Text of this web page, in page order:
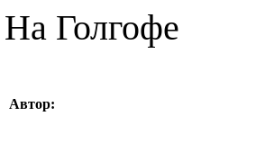
На Голгофе
Автор: